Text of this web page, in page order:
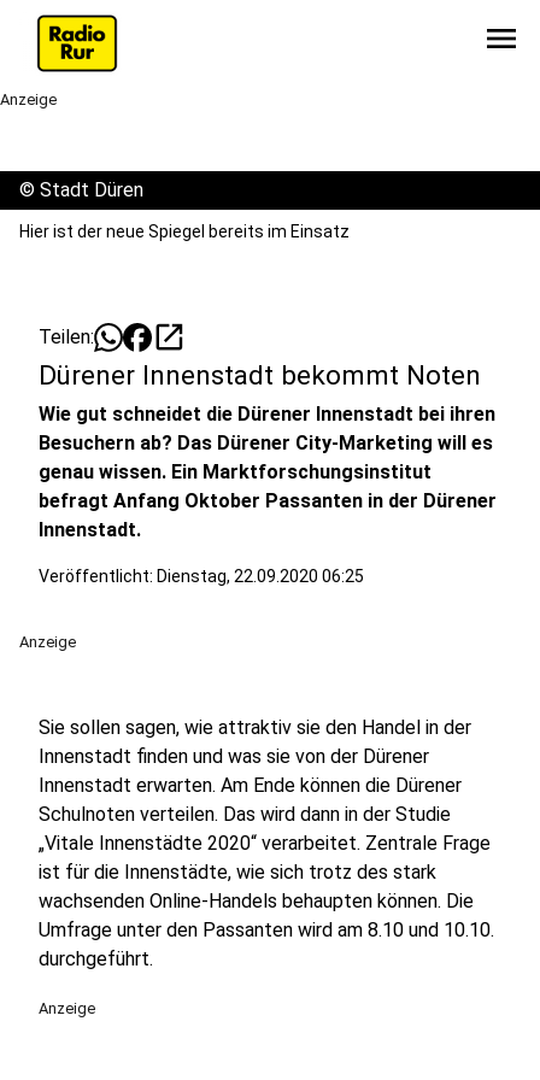
menu
Anzeige
© Stadt Düren
Hier ist der neue Spiegel bereits im Einsatz
Teilen: open_in_new
Dürener Innenstadt bekommt Noten
Wie gut schneidet die Dürener Innenstadt bei ihren
Besuchern ab? Das Dürener City-Marketing will es
genau wissen. Ein Marktforschungsinstitut
befragt Anfang Oktober Passanten in der Dürener
Innenstadt.
Veröffentlicht: Dienstag, 22.09.2020 06:25
Anzeige
Sie sollen sagen, wie attraktiv sie den Handel in der
Innenstadt finden und was sie von der Dürener
Innenstadt erwarten. Am Ende können die Dürener
Schulnoten verteilen. Das wird dann in der Studie
„Vitale Innenstädte 2020“ verarbeitet. Zentrale Frage
ist für die Innenstädte, wie sich trotz des stark
wachsenden Online-Handels behaupten können. Die
Umfrage unter den Passanten wird am 8.10 und 10.10.
durchgeführt.
Anzeige